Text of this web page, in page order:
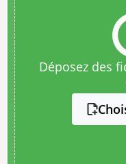
Déposez des